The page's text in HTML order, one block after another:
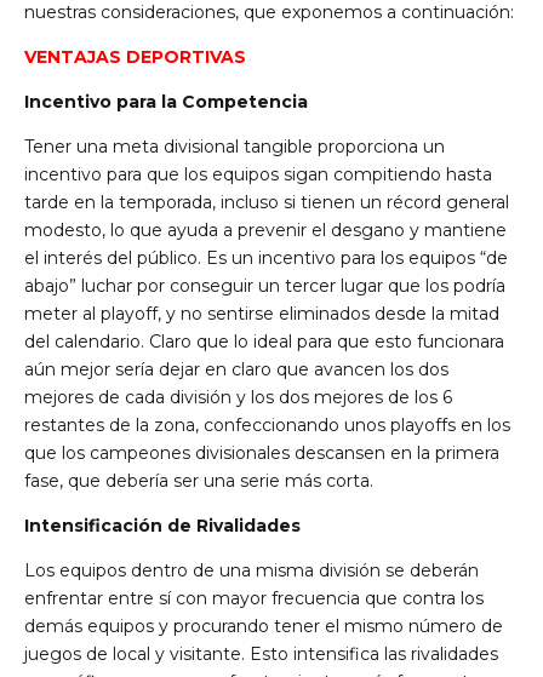
nuestras consideraciones, que exponemos a continuación:
VENTAJAS DEPORTIVAS
Incentivo para la Competencia
Tener una meta divisional tangible proporciona un
incentivo para que los equipos sigan compitiendo hasta
tarde en la temporada, incluso si tienen un récord general
modesto, lo que ayuda a prevenir el desgano y mantiene
el interés del público. Es un incentivo para los equipos “de
abajo” luchar por conseguir un tercer lugar que los podría
meter al playoff, y no sentirse eliminados desde la mitad
del calendario. Claro que lo ideal para que esto funcionara
aún mejor sería dejar en claro que avancen los dos
mejores de cada división y los dos mejores de los 6
restantes de la zona, confeccionando unos playoffs en los
que los campeones divisionales descansen en la primera
fase, que debería ser una serie más corta.
Intensificación de Rivalidades
Los equipos dentro de una misma división se deberán
enfrentar entre sí con mayor frecuencia que contra los
demás equipos y procurando tener el mismo número de
juegos de local y visitante. Esto intensifica las rivalidades